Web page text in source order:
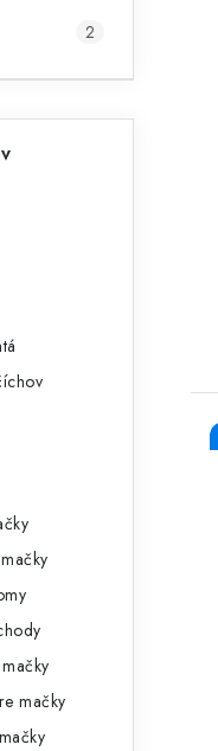
2
mačky